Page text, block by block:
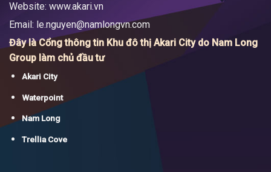
Website: www.akari.vn
Email: le.nguyen@namlongvn.com
Đây là Cổng thông tin Khu đô thị Akari City do Nam Long
Group làm chủ đầu tư
Akari City
Waterpoint
Nam Long
Trellia Cove